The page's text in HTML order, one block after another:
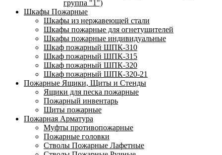
группа "1")
Шкафы Пожарные
Шкафы из нержавеющей стали
Шкафы пожарные для огнетушителей
Шкафы пожарные индивидуальные
Шкаф пожарный ШПК-310
Шкаф пожарный ШПК-315
Шкаф пожарный ШПК-320
Шкаф пожарный ШПК-320-21
Пожарные Ящики, Щиты и Стенды
Ящики для песка пожарные
Пожарный инвентарь
Щиты пожарные
Пожарная Арматура
Муфты противопожарные
Пожарные головки
Стволы Пожарные Лафетные